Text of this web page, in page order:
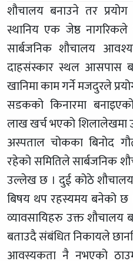
शौचालय बनाउने तर
स्थानिय एक जेष्ठ
सार्बजनिक शौचालय
दाहसंस्कार स्थल आसपास
खानिमा काम गर्ने मजदुरले
सडकको किनारमा
लाख खर्च भएको शिलालेखमा
अस्पताल चोकका बिनोद
रहेको समितिले सार्बजनिक
उल्लेख छ । दुई कोठे
बिषय थप रहस्यमय बनेको छ ।
व्यावसायिहरु उक्त शौचालय
बताउदै संबंधित निकायले
आवस्यकता नै नभएको